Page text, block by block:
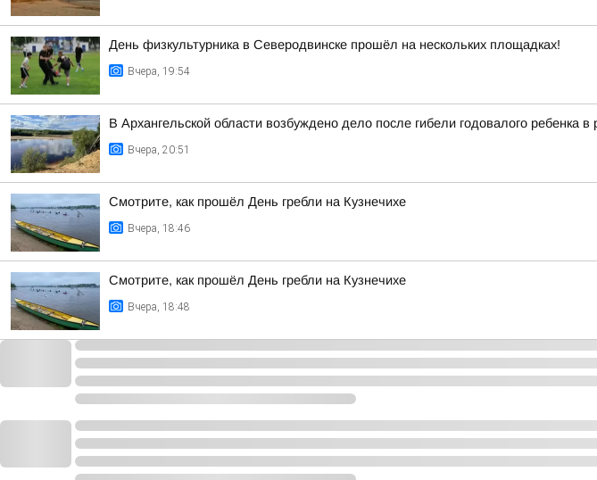
День физкультурника в Северодвинске прошёл на нескольких площадках!
Вчера, 19:54
В Архангельской области возбуждено дело после гибели годовалого ребенка в
Вчера, 20:51
Смотрите, как прошёл День гребли на Кузнечихе
Вчера, 18:46
Смотрите, как прошёл День гребли на Кузнечихе
Вчера, 18:48